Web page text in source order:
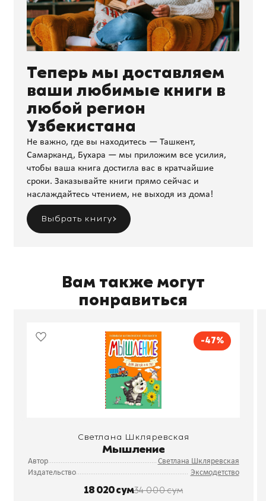
Теперь мы доставляем
ваши любимые книги в
любой регион
Узбекистана
Не важно, где вы находитесь — Ташкент,
Самарканд, Бухара — мы приложим все усилия,
чтобы ваша книга достигла вас в кратчайшие
сроки. Заказывайте книги прямо сейчас и
наслаждайтесь чтением, не выходя из дома!
Выбрать книгу
Вам также могут
понравиться
-47%
Светлана Шкляревская
Мышление
Автор
Светлана Шкляревская
Издательство
Эксмодетство
18 020 сум34 000 сум